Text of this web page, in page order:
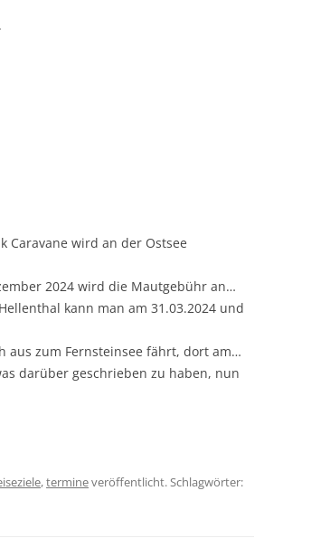
Caravane wird an der Ostsee
2024 wird die Mautgebühr an…
kann man am 31.03.2024 und
aus zum Fernsteinsee fährt, dort am…
darüber geschrieben zu haben, nun
,termineveröffentlicht. Schlagwörter: